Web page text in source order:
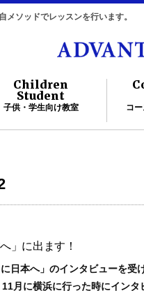
ソッドでレッスンを行います。
Children
Student
子供・学生向け教室
コ
」に出ます！
日本へ」のインタビューを受
月に横浜に行った時にイン